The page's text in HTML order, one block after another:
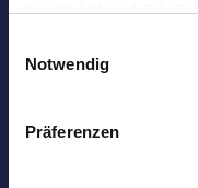
Notwendig
Präferenzen